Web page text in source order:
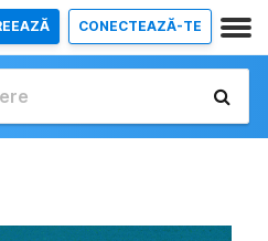
CONECTEAZĂ-TE